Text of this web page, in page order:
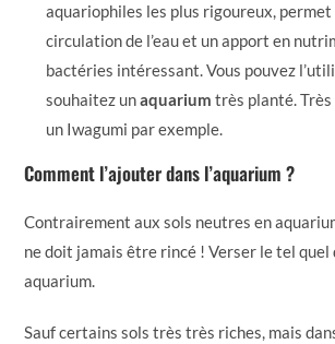
aquariophiles les plus rigoureux,
circulation de l’eau et un apport en
bactéries intéressant. Vous pouvez
souhaitez unaquarium très planté.
un Iwagumi par exemple.
Comment l’ajouter dans l’aquarium ?
Contrairement aux sols neutres en
ne doit jamais être rincé ! Verser le tel quel
aquarium.
Sauf certains sols très très riches, mais